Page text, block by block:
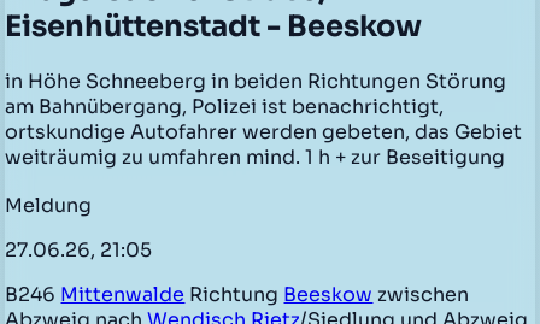
Eisenhüttenstadt - Beeskow
in Höhe Schneeberg in beiden Richtungen Störung
am Bahnübergang, Polizei ist benachrichtigt,
ortskundige Autofahrer werden gebeten, das Gebiet
weiträumig zu umfahren mind. 1 h + zur Beseitigung
Meldung
27.06.26, 21:05
B246 Mittenwalde Richtung Beeskow zwischen